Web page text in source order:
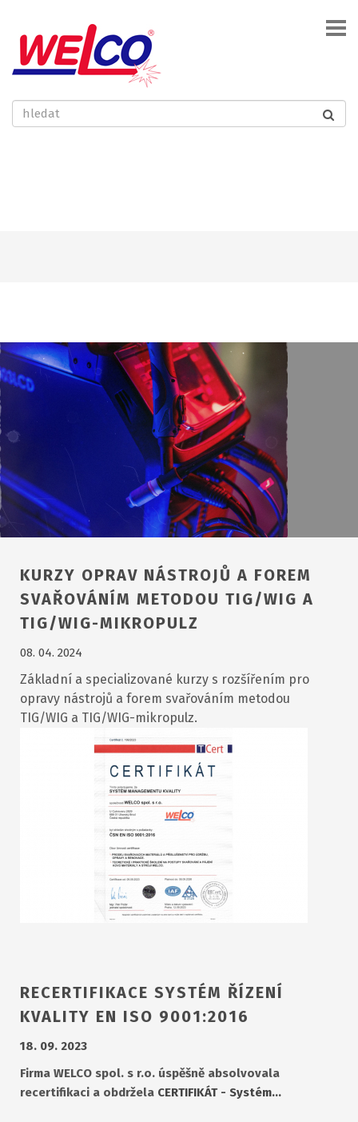
KURZY OPRAV NÁSTROJŮ A FOREM
SVAŘOVÁNÍM METODOU TIG/WIG A
TIG/WIG-MIKROPULZ
08. 04. 2024
Základní a specializované kurzy s rozšířením pro
opravy nástrojů a forem svařováním metodou
TIG/WIG a TIG/WIG-mikropulz.
RECERTIFIKACE SYSTÉM ŘÍZENÍ
KVALITY EN ISO 9001:2016
18. 09. 2023
Firma WELCO spol. s r.o. úspěšně absolvovala
recertifikaci a obdržela CERTIFIKÁT - Systém…